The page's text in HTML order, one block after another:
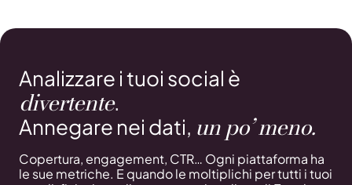
Analizzare i tuoi social è
divertente.
Annegare nei dati, un po’ meno.
Copertura, engagement, CTR… Ogni piattaforma ha
le sue metriche. E quando le moltiplichi per tutti i tuoi